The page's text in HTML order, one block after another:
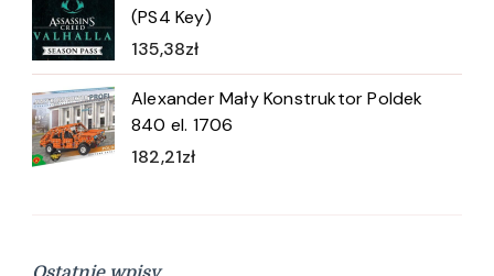
(PS4 Key)
135,38zł
Alexander Mały Konstruktor Poldek
840 el. 1706
182,21zł